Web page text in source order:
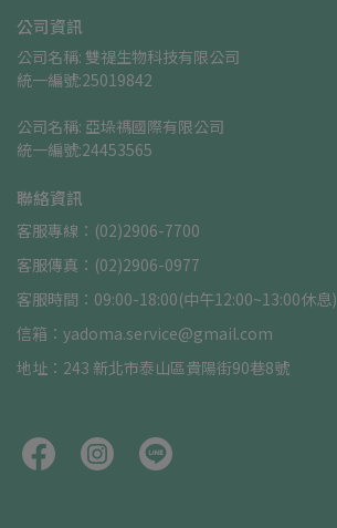
公司資訊
公司名稱: 雙禔生物科技有限公司
統一編號:25019842
公司名稱: 亞垛禡國際有限公司
統一編號:24453565
聯絡資訊
客服專線：(02)2906-7700
客服傳真：(02)2906-0977
客服時間：09:00-18:00(中午12:00~13:00休息)
信箱：yadoma.service@gmail.com
地址：243 新北市泰山區貴陽街90巷8號